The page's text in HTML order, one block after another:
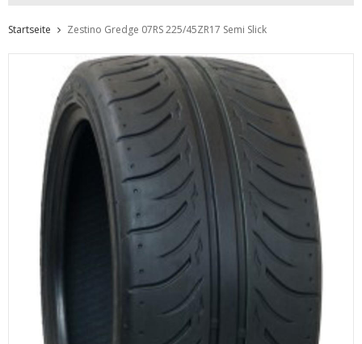
Startseite Zestino Gredge 07RS 225/45ZR17 Semi Slick